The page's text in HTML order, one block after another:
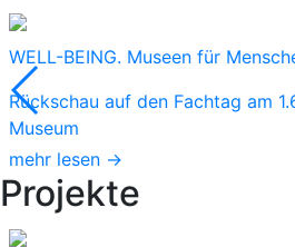
WELL-BEING. Museen für
Rückschau auf den Fachtag am
Museum
mehr lesen →
Projekte